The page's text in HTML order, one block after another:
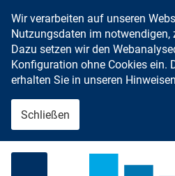
Wir verarbeiten auf unseren
Nutzungsdaten im notwendigen,
Dazu setzen wir den
Konfiguration ohne Cookies ein.
erhalten Sie in unseren
Schließen